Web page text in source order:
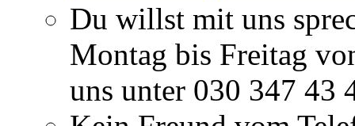
Du willst mit uns
Montag bis Freitag
uns unter 030 347 43